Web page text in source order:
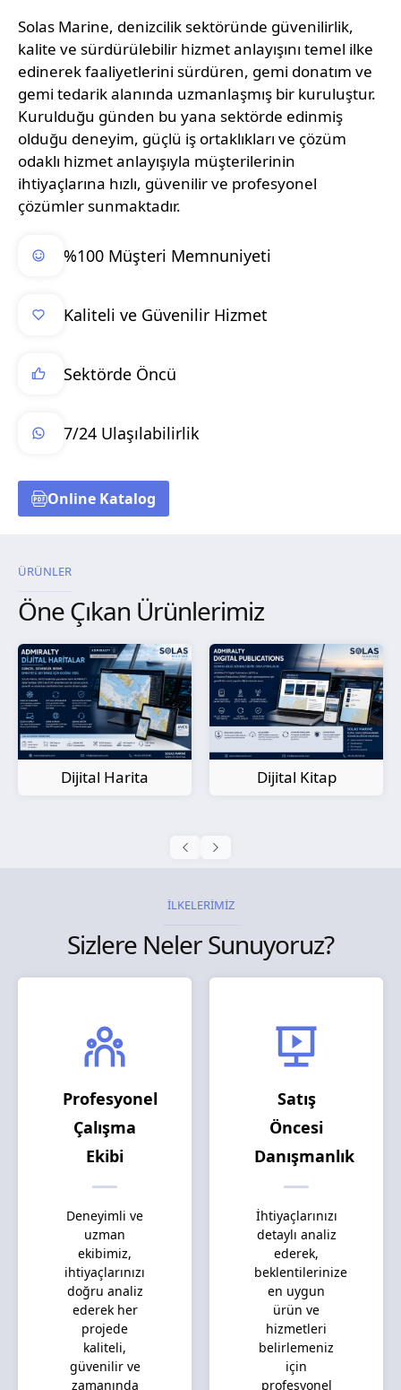
Solas Marine, denizcilik sektöründe güvenilirlik,
kalite ve sürdürülebilir hizmet anlayışını temel ilke
edinerek faaliyetlerini sürdüren, gemi donatım ve
gemi tedarik alanında uzmanlaşmış bir kuruluştur.
Kurulduğu günden bu yana sektörde edinmiş
olduğu deneyim, güçlü iş ortaklıkları ve çözüm
odaklı hizmet anlayışıyla müşterilerinin
ihtiyaçlarına hızlı, güvenilir ve profesyonel
çözümler sunmaktadır.
%100 Müşteri Memnuniyeti
Kaliteli ve Güvenilir Hizmet
Sektörde Öncü
7/24 Ulaşılabilirlik
Online Katalog
ÜRÜNLER
Öne Çıkan Ürünlerimiz
Dijital Kitap
Kağıt Harita
İLKELERİMİZ
Sizlere Neler Sunuyoruz?
Profesyonel
Çalışma
Ekibi
Deneyimli ve
uzman
ekibimiz,
ihtiyaçlarınızı
doğru analiz
ederek her
projede
kaliteli,
güvenilir ve
zamanında
Satış
Öncesi
Danışmanlık
İhtiyaçlarınızı
detaylı analiz
ederek,
beklentilerinize
en uygun
ürün ve
hizmetleri
belirlemeniz
için
profesyonel